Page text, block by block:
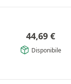
44,69 €
Disponibile